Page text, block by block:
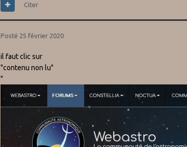
Citer
Posté 25 février 2020
il faut clic sur
"contenu non lu"
"